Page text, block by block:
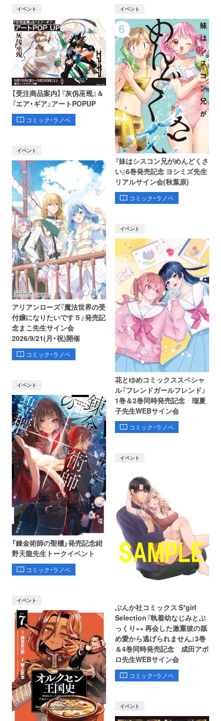
イベント
【受注商品案内】『灰仭巫覡』＆
『エア・ギア』アートPOPUP
コミック・ラノベ
イベント
『妹はシスコン兄がめんどくさ
い』6巻発売記念 ヨシミズ先生
リアルサイン会(秋葉原)
コミック・ラノベ
イベント
アリアンローズ『魔法世界の受
付嬢になりたいです５』発売記
念まこ先生サイン会
2026/9/21(月・祝)開催
コミック・ラノベ
イベント
花とゆめコミックススペシャ
ル『フレンドガールフレンド』
1巻＆2巻同時発売記念 瑠夏
子先生WEBサイン会
コミック・ラノベ
イベント
「錬金術師の聖櫃」発売記念紺
野天龍先生トークイベント
コミック・ラノベ
イベント
ぶんか社コミックス S*girl
Selection『執着幼なじみとぷ
っくり×× 再会した激重彼の舐
め愛から逃げられません』3巻
＆4巻同時発売記念 成田アポ
ロ先生WEBサイン会
コミック・ラノベ
イベント
イベント